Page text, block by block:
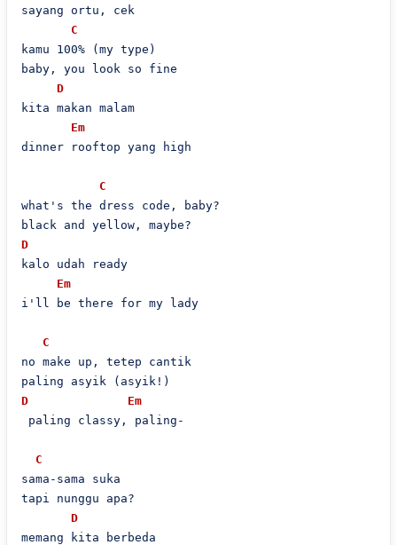
sayang ortu, cek
C
kamu 100% (my type)
baby, you look so fine
D
kita makan malam
Em
dinner rooftop yang high
C
what's the dress code, baby?
D
kalo udah ready
Em
i'll be there for my lady
C
no make up, tetep cantik
D
Em
paling classy, paling-
C
sama-sama suka
tapi nunggu apa?
D
memang kita berbeda